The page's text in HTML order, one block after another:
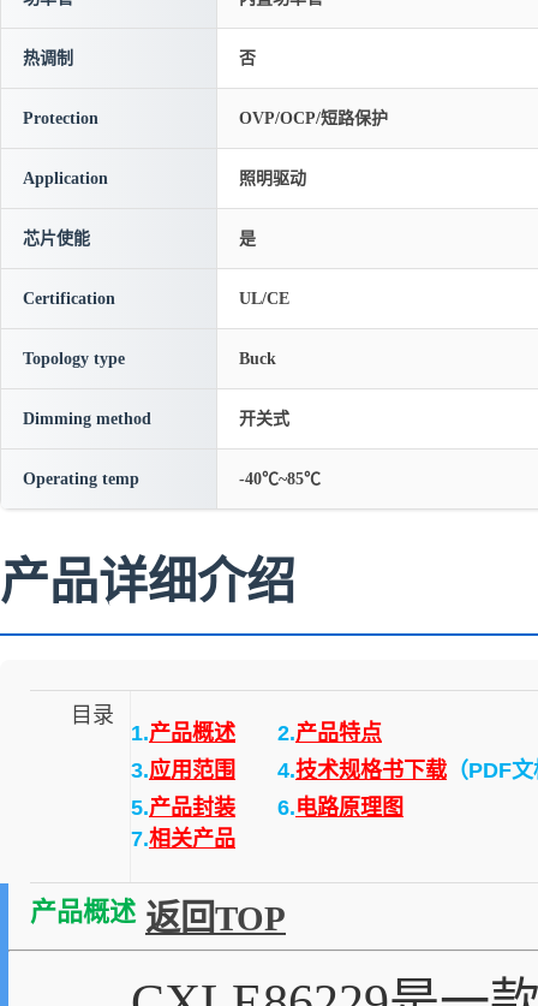
热调制 否
Protection OVP/OCP/短路保护
Application 照明驱动
芯片使能 是
Certification UL/CE
Topology type Buck
Dimming method 开关式
Operating temp -40℃~85℃
产品详细介绍
目录
1.产品概述 2.产品特点
3.应用范围 4.技术规格书下载 （PDF
5.产品封装 6.电路原理图
7.相关产品
产品概述 返回TOP